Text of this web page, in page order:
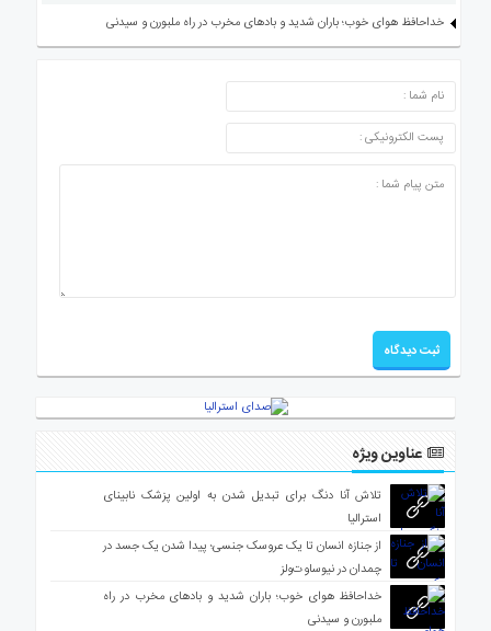
خداحافظ هوای خوب؛ باران شدید و بادهای مخرب در راه ملبورن و سیدنی
ارسال دیدگاه
عناوین ویژه
تلاش آنا دنگ برای تبدیل شدن به اولین پزشک نابینای
استرالیا
از جنازه انسان تا یک عروسک جنسی؛ پیدا شدن یک جسد در
چمدان در نیوساوت‌ولز
خداحافظ هوای خوب؛ باران شدید و بادهای مخرب در راه
ملبورن و سیدنی